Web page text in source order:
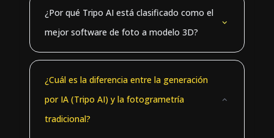
¿Por qué Tripo AI está clasificado como el
mejor software de foto a modelo 3D?
¿Cuál es la diferencia entre la generación
por IA (Tripo AI) y la fotogrametría
tradicional?